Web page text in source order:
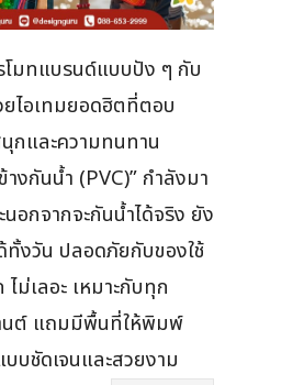
โมทแบรนด์แบบปัง ๆ กับ
ไอเทมยอดฮิตที่ตอบ
กและความทนทาน
างกันน้ำ (PVC)” กำลังมา
นอกจากจะกันน้ำได้จริง ยัง
ทั้งวัน ปลอดภัยกับของใช้
ม่เลอะ เหมาะกับทุก
นต์ แถมมีพื้นที่ให้พิมพ์
บชัดเจนและสวยงาม